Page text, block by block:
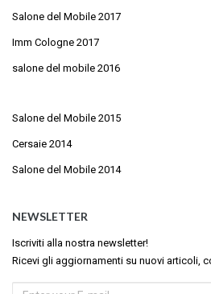
Salone del Mobile 2017
Imm Cologne 2017
salone del mobile 2016
Salone del Mobile 2015
Cersaie 2014
Salone del Mobile 2014
NEWSLETTER
Iscriviti alla nostra newsletter!
Ricevi gli aggiornamenti su nuovi articoli,